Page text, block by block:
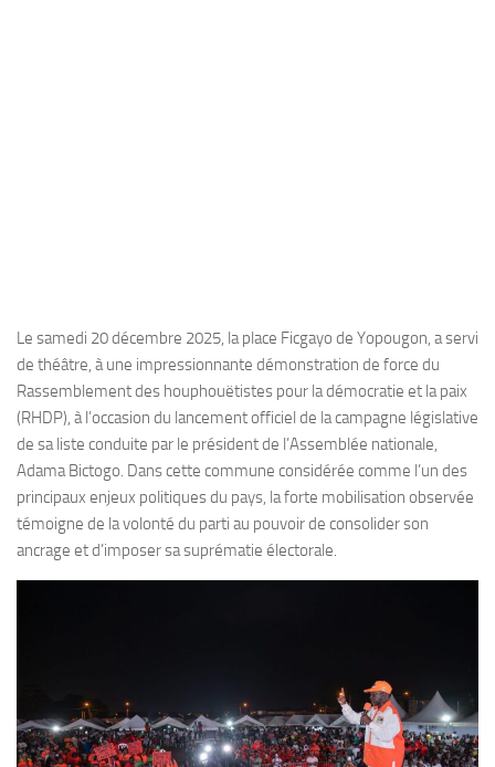
Le samedi 20 décembre 2025, la place Ficgayo de Yopougon, a servi
de théâtre, à une impressionnante démonstration de force du
Rassemblement des houphouëtistes pour la démocratie et la paix
(RHDP), à l’occasion du lancement officiel de la campagne législative
de sa liste conduite par le président de l’Assemblée nationale,
Adama Bictogo. Dans cette commune considérée comme l’un des
principaux enjeux politiques du pays, la forte mobilisation observée
témoigne de la volonté du parti au pouvoir de consolider son
ancrage et d’imposer sa suprématie électorale.